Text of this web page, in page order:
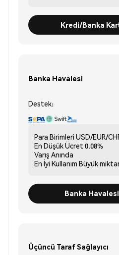
Kredi/Banka
Banka Havalesi
Destek:
Para Birimleri USD/EUR/
En Düşük Ücret 0.08%
Varış Anında
En İyi Kullanım Büyük
Banka
Üçüncü Taraf Sağlayıcı